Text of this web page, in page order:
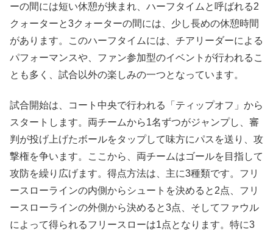
ーの間には短い休憩が挟まれ、ハーフタイムと呼ばれる2
クォーターと3クォーターの間には、少し長めの休憩時間
があります。このハーフタイムには、チアリーダーによる
パフォーマンスや、ファン参加型のイベントが行われるこ
とも多く、試合以外の楽しみの一つとなっています。
試合開始は、コート中央で行われる「ティップオフ」から
スタートします。両チームから1名ずつがジャンプし、審
判が投げ上げたボールをタップして味方にパスを送り、攻
撃権を争います。ここから、両チームはゴールを目指して
攻防を繰り広げます。得点方法は、主に3種類です。フリ
ースローラインの内側からシュートを決めると2点、フリ
ースローラインの外側から決めると3点、そしてファウル
によって得られるフリースローは1点となります。特に3